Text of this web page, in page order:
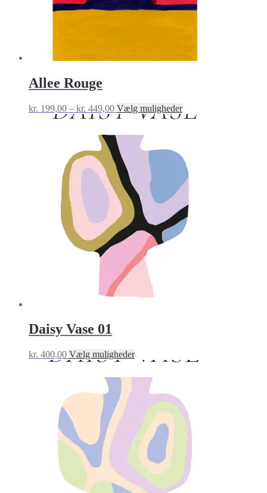
Allee Rouge
kr. 199,00 – kr. 449,00Prisinterval:
kr. 199,00
kr. 449,00
Vælg mulighederDette
vare
Mulighederne
kan
vælges
varesiden
Daisy Vase 01
kr. 400,00 Vælg mulighederDette
vare
har
flere
varianter.
Mulighederne
kan
vælges
på
varesiden